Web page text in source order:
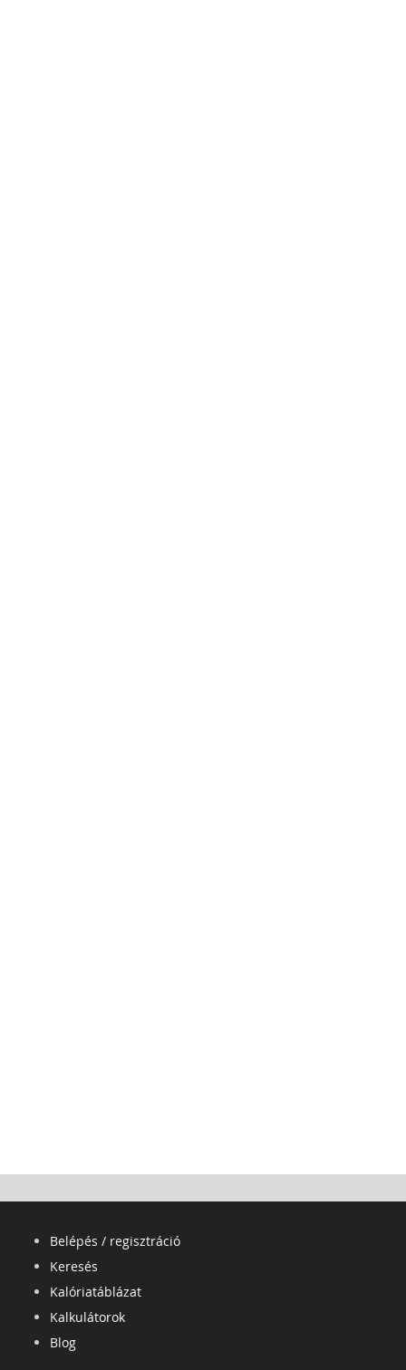
Belépés / regisztráció
Keresés
Kalóriatáblázat
Kalkulátorok
Blog